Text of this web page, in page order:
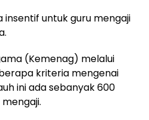
insentif untuk guru mengaji
(Kemenag) melalui
kriteria mengenai
ini ada sebanyak 600